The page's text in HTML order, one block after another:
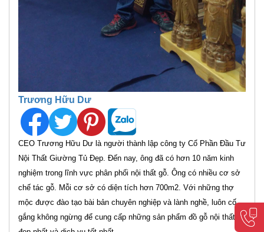
Trương Hữu Dư
CEO Trương Hữu Dư là người thành lập công ty Cổ Phần Đầu Tư
Nội Thất Giường Tủ Đẹp. Đến nay, ông đã có hơn 10 năm kinh
nghiệm trong lĩnh vực phân phối nội thất gỗ. Ông có nhiều cơ sở
chế tác gỗ. Mỗi cơ sở có diện tích hơn 700m2. Với những thợ
mộc được đào tạo bài bản chuyên nghiệp và lành nghề, luôn cố
gắng không ngừng để cung cấp những sản phẩm đồ gỗ nội thất